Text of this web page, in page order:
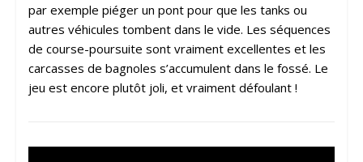
par exemple piéger un pont pour que les tanks ou
autres véhicules tombent dans le vide. Les séquences
de course-poursuite sont vraiment excellentes et les
carcasses de bagnoles s’accumulent dans le fossé. Le
jeu est encore plutôt joli, et vraiment défoulant !